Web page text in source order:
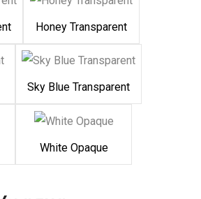
Honey Transparent
Sky Blue Transparent
White Opaque